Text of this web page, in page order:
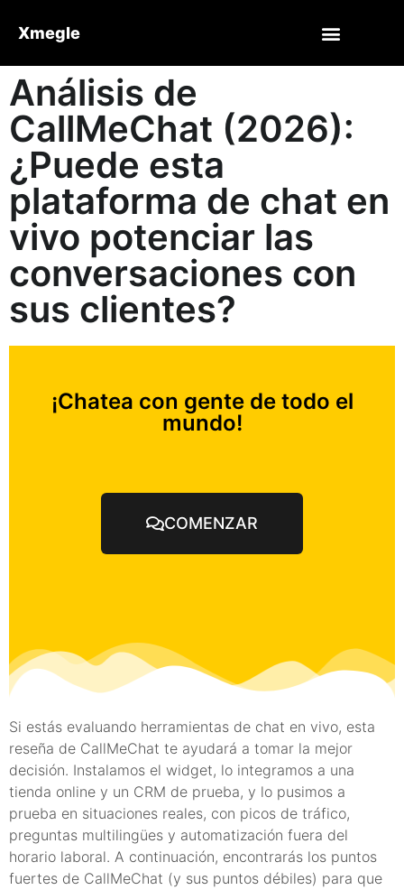
Xmegle
Análisis de
CallMeChat (2026):
¿Puede esta
plataforma de chat en
vivo potenciar las
conversaciones con
sus clientes?
¡Chatea con gente de todo el
mundo!
COMENZAR
Si estás evaluando herramientas de chat en vivo, esta
reseña de CallMeChat te ayudará a tomar la mejor
decisión. Instalamos el widget, lo integramos a una
tienda online y un CRM de prueba, y lo pusimos a
prueba en situaciones reales, con picos de tráfico,
preguntas multilingües y automatización fuera del
horario laboral. A continuación, encontrarás los puntos
fuertes de CallMeChat (y sus puntos débiles) para que